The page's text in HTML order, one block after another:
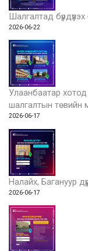
Шалгалтад
2026-06-22
Улаанбаатар
шалгалтын төвийн
2026-06-17
Налайх, Багануур
2026-06-17